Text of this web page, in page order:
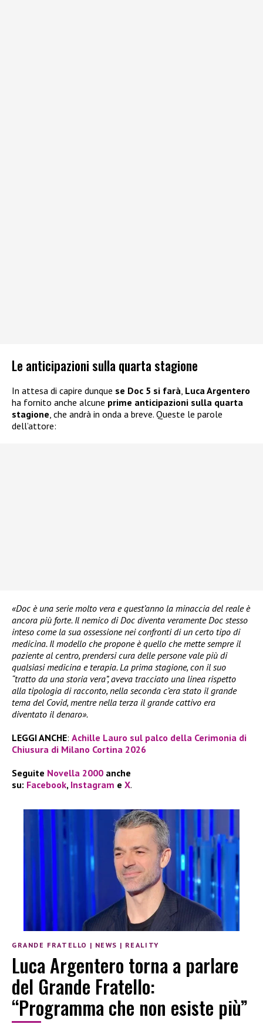
Le anticipazioni sulla quarta stagione
In attesa di capire dunque se Doc 5 si farà Luca Argentero
ha fornito anche alcune prime anticipazioni sulla quarta
stagione , che andrà in onda a breve. Queste le parole
dell’attore:
«Doc è una serie molto vera e quest’anno la minaccia del reale è
ancora più forte. Il nemico di Doc diventa veramente Doc stesso
inteso come la sua ossessione nei confronti di un certo tipo di
medicina. Il modello che propone è quello che mette sempre il
paziente al centro, prendersi cura delle persone vale più di
qualsiasi medicina e terapia. La prima stagione, con il suo
“tratto da una storia vera”, aveva tracciato una linea rispetto
alla tipologia di racconto, nella seconda c’era stato il grande
tema del Covid, mentre nella terza il grande cattivo era
diventato il denaro».
LEGGI ANCHE: Achille Lauro sul palco della Cerimonia di
Chiusura di Milano Cortina 2026
Seguite Novella 2000 anche
su: Facebook, Instagram e X.
GRANDE FRATELLO | NEWS | REALITY
Luca Argentero torna a parlare
del Grande Fratello:
“Programma che non esiste più”